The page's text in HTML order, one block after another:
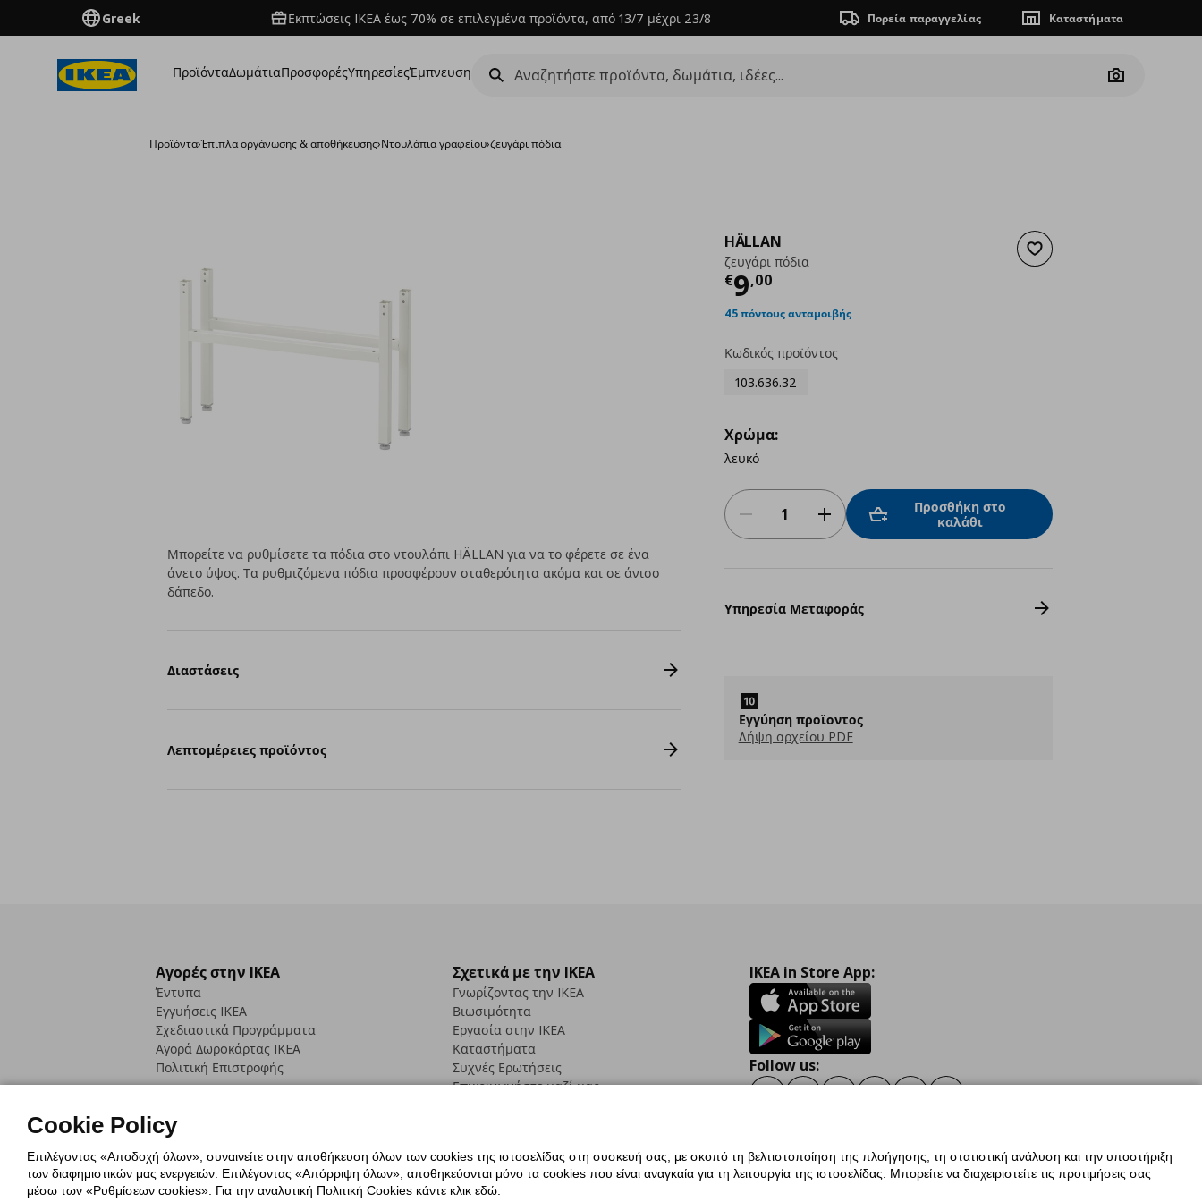
Greek Εκπτώσεις IKEA έως 70% σε επιλεγμένα προϊόντα, από 13/7 μέχρι 23/8 Πορεία παραγγελίας Καταστήματα
ΠροϊόνταΔωμάτιαΠροσφορέςΥπηρεσίεςΈμπνευση
Camera
Προϊόντα›Έπιπλα οργάνωσης & αποθήκευσης›Ντουλάπια γραφείου›ζευγάρι πόδια
Προσθήκη στα αγαπημένα
HÄLLAN
ζευγάρι πόδια
€9,00
Τρέχουσα τιμή
45 πόντους ανταμοιβής
Κωδικός προϊόντος
103.636.32
Χρώμα:
λευκό
Προσθήκη στο
καλάθι
Υπηρεσία Μεταφοράς
Εγγύηση προϊοντος
Λήψη αρχείου PDF
Μπορείτε να ρυθμίσετε τα πόδια στο ντουλάπι HÄLLAN για να το φέρετε σε ένα
άνετο ύψος. Τα ρυθμιζόμενα πόδια προσφέρουν σταθερότητα ακόμα και σε άνισο
δάπεδο.
Διαστάσεις
Λεπτομέρειες προϊόντος
Αγορές στην IKEA
Έντυπα
Εγγυήσεις IKEA
Σχεδιαστικά Προγράμματα
Αγορά Δωρoκάρτας IKEA
Πολιτική Επιστροφής
Σχετικά με την IKEA
Γνωρίζοντας την IKEA
Βιωσιμότητα
Εργασία στην IKEA
Καταστήματα
Συχνές Ερωτήσεις
Επικοινωνήστε μαζί μας
IKEA in Store App:
Follow us:
Πολιτική Cookies Δήλωση ψηφιακής προσβασιμότητας
Γενική Πολιτική Προσωπικών Δεδομένων
Cookie Policy
Επιλέγοντας «Αποδοχή όλων», συναινείτε στην αποθήκευση όλων των cookies της ιστοσελίδας στη συσκευή σας, με σκοπό τη βελτιστοποίηση της πλοήγησης, τη στατιστική ανάλυση και την υποστήριξη
των διαφημιστικών μας ενεργειών. Επιλέγοντας «Απόρριψη όλων», αποθηκεύονται μόνο τα cookies που είναι αναγκαία για τη λειτουργία της ιστοσελίδας. Μπορείτε να διαχειριστείτε τις προτιμήσεις σας
μέσω των «Ρυθμίσεων cookies». Για την αναλυτική Πολιτική Cookies κάντε κλικ εδώ.